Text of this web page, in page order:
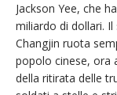
Jackson Yee, che
miliardo di dollari.
Changjin ruota
popolo cinese, ora
della ritirata delle